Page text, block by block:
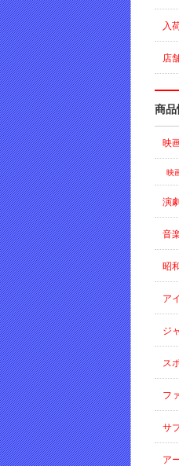
入
店
商品
映
映
演
音
昭
ア
ジ
ス
フ
サ
ア